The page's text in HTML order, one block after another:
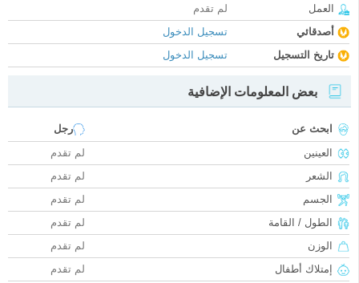
العمل
لم تقدم
أصدقائي
تسجيل الدخول
تاريخ التسجيل
تسجيل الدخول
بعض المعلومات الإضافية
ابحث عن
رجل
العينين
لم تقدم
الشعر
لم تقدم
الجسم
لم تقدم
الطول / القامة
لم تقدم
الوزن
لم تقدم
إمتلاك أطفال
لم تقدم